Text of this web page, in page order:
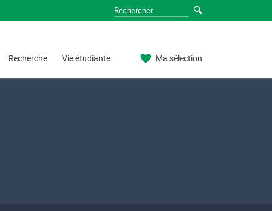
Recherche Vie étudiante Ma sélection